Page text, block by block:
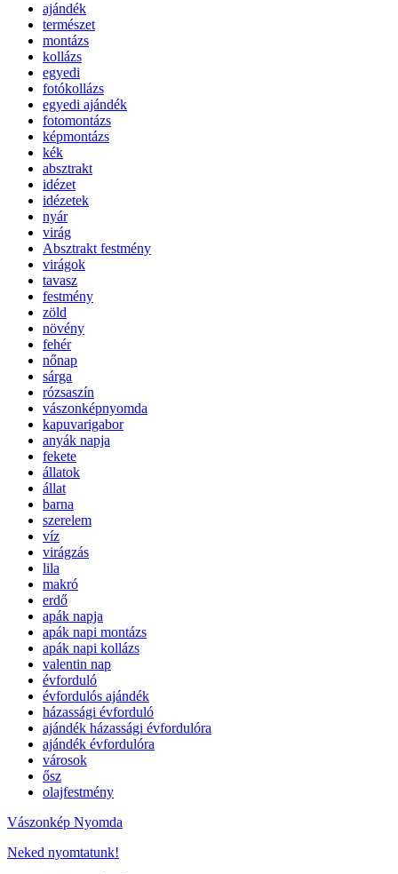
ajándék
természet
montázs
kollázs
egyedi
fotókollázs
egyedi ajándék
fotomontázs
képmontázs
kék
absztrakt
idézet
idézetek
nyár
virág
Absztrakt festmény
virágok
tavasz
festmény
zöld
növény
fehér
nőnap
sárga
rózsaszín
vászonképnyomda
kapuvarigabor
anyák napja
fekete
állatok
állat
barna
szerelem
víz
virágzás
lila
makró
erdő
apák napja
apák napi montázs
apák napi kollázs
valentin nap
évforduló
évfordulós ajándék
házassági évforduló
ajándék házassági évfordulóra
ajándék évfordulóra
városok
ősz
olajfestmény
Vászonkép Nyomda
Neked nyomtatunk!